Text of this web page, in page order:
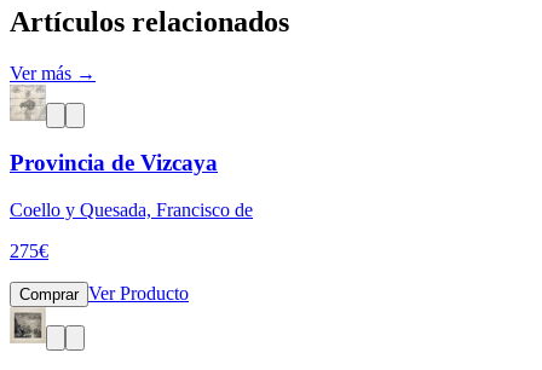
Artículos relacionados
Ver más →
Provincia de Vizcaya
Coello y Quesada, Francisco de
275€
Comprar Ver Producto